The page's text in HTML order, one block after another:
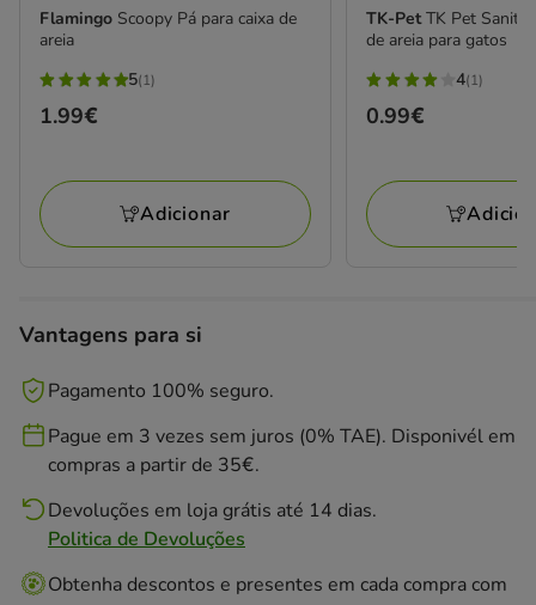
Flamingo Scoopy Pá para caixa de
areia
5
estrelas
avaliações
5(1)
Preço
1.99€
Adicionar
TK-PetTK Pet
de areia para gatos
4
estrelas
avaliações
4(1)
Preço
0.99€
Vantagens para si
Pagamento 100% seguro.
Pague em 3 vezes sem juros (0% TAE). Disponivél em
compras a partir de 35€.
Devoluções em loja grátis até 14 dias.
Politica de Devoluções
Obtenha descontos e presentes em cada compra com